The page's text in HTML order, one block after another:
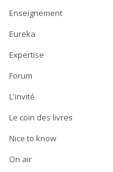
Enseignement
Eureka
Expertise
Forum
L'invité
Le coin des livres
Nice to know
On air